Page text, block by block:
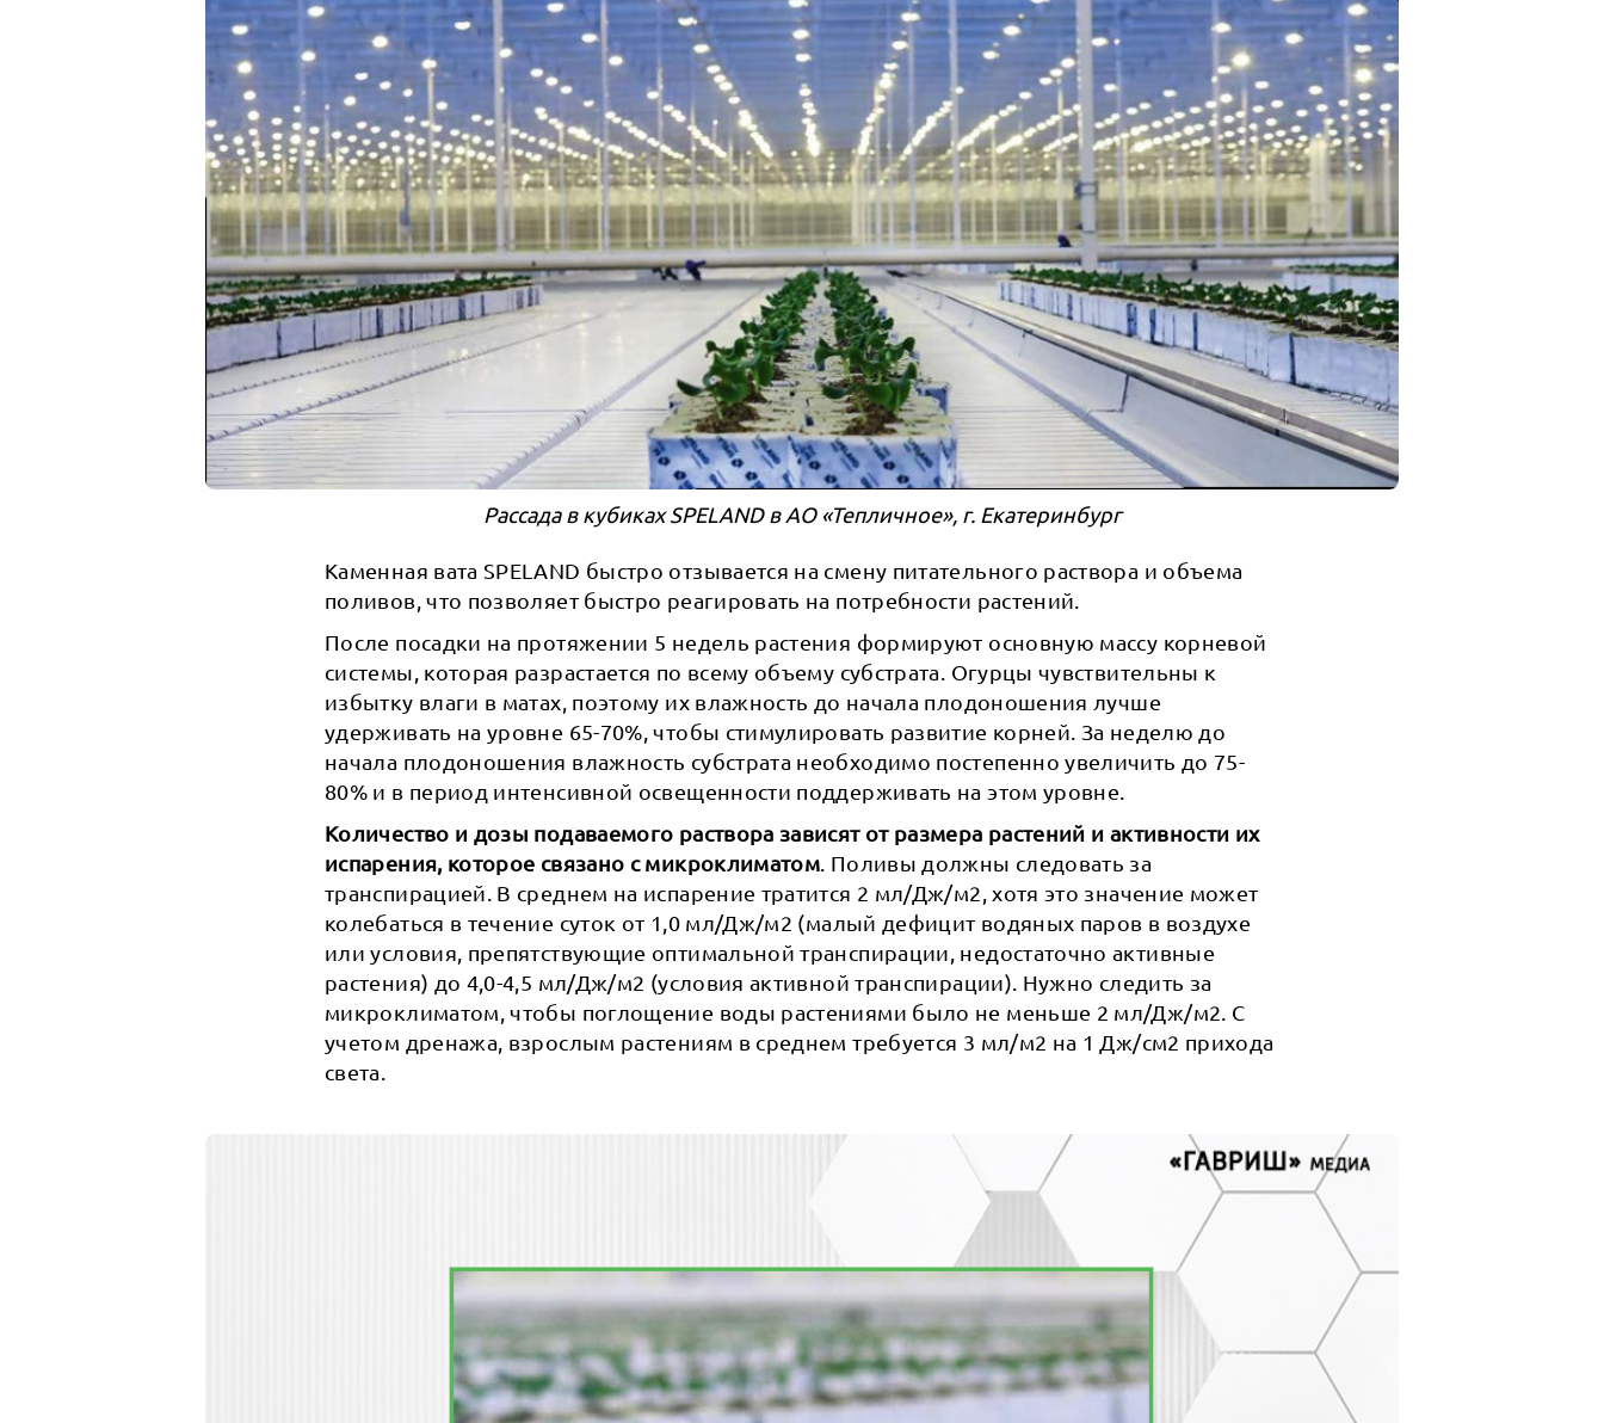
Рассада в кубиках SPELAND в АО «Тепличное», г. Екатеринбург
Каменная вата SPELAND быстро отзывается на смену питательного раствора и объема
поливов, что позволяет быстро реагировать на потребности растений.
После посадки на протяжении 5 недель растения формируют основную массу корневой
системы, которая разрастается по всему объему субстрата. Огурцы чувствительны к
избытку влаги в матах, поэтому их влажность до начала плодоношения лучше
удерживать на уровне 65-70%, чтобы стимулировать развитие корней. За неделю до
начала плодоношения влажность субстрата необходимо постепенно увеличить до 75-
80% и в период интенсивной освещенности поддерживать на этом уровне.
Количество и дозы подаваемого раствора зависят от размера растений и активности их
испарения, которое связано с микроклиматом . Поливы должны следовать за
транспирацией. В среднем на испарение тратится 2 мл/Дж/м2, хотя это значение может
колебаться в течение суток от 1,0 мл/Дж/м2 (малый дефицит водяных паров в воздухе
или условия, препятствующие оптимальной транспирации, недостаточно активные
растения) до 4,0-4,5 мл/Дж/м2 (условия активной транспирации). Нужно следить за
микроклиматом, чтобы поглощение воды растениями было не меньше 2 мл/Дж/м2. С
учетом дренажа, взрослым растениям в среднем требуется 3 мл/м2 на 1 Дж/см2 прихода
света.